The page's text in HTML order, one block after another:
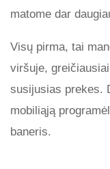
matome dar
Visų pirma, tai
viršuje,
susijusias prekes.
mobiliąją
baneris.